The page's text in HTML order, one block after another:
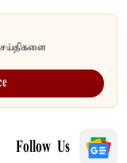
Follow Us